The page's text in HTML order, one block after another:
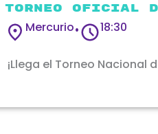
Torneo Oficial
Mercurio• 18:30
¡Llega el Torneo Nacional